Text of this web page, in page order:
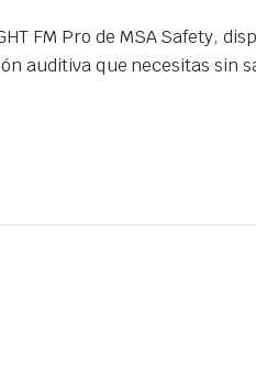
FM Pro de MSA Safety,
auditiva que necesitas sin